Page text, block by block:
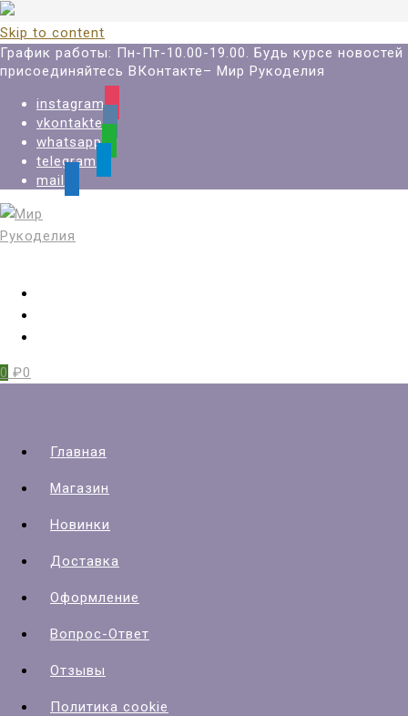
Skip to content
График работы: Пн-Пт-10.00-19.00. Будь курсе новостей
присоединяйтесь ВКонтакте– Мир Рукоделия
instagram
vkontakte
whatsapp
telegram
mail
0 ₽0
Главная
Магазин
Новинки
Доставка
Оформление
Вопрос-Ответ
Отзывы
Политика cookie